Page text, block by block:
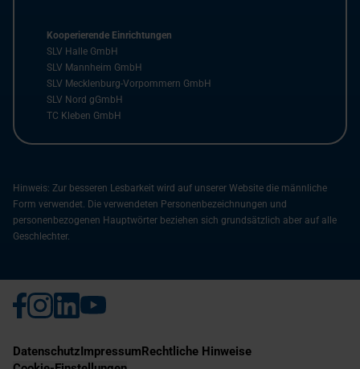
Kooperierende Einrichtungen
SLV Halle GmbH
SLV Mannheim GmbH
SLV Mecklenburg-Vorpommern GmbH
SLV Nord gGmbH
TC Kleben GmbH
Hinweis: Zur besseren Lesbarkeit wird auf unserer Website die männliche
Form verwendet. Die verwendeten Personenbezeichnungen und
personenbezogenen Hauptwörter beziehen sich grundsätzlich aber auf alle
Geschlechter.
DatenschutzImpressumRechtliche Hinweise